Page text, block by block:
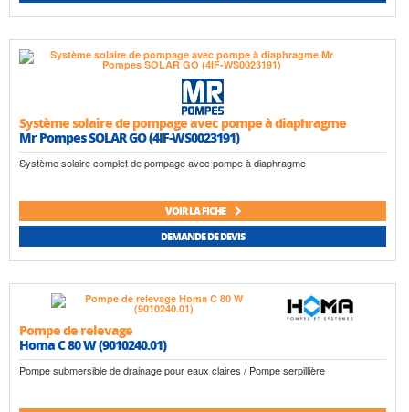
Système solaire de pompage avec pompe à diaphragme
Mr Pompes SOLAR GO (4IF-WS0023191)
Système solaire complet de pompage avec pompe à diaphragme
VOIR LA FICHE
DEMANDE DE DEVIS
Pompe de relevage
Homa C 80 W (9010240.01)
Pompe submersible de drainage pour eaux claires / Pompe serpillière